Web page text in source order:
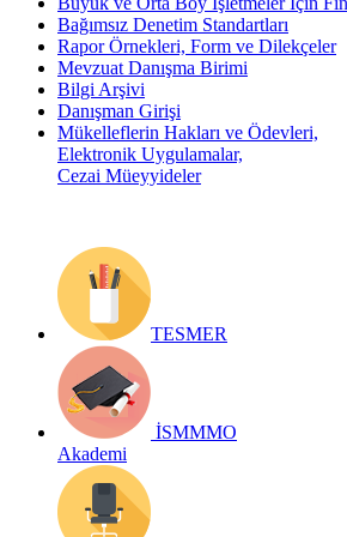
Bağımsız Denetim Standartları
Rapor Örnekleri, Form ve Dilekçeler
Mevzuat Danışma Birimi
Bilgi Arşivi
Danışman Girişi
Mükelleflerin Hakları ve Ödevleri,
Elektronik Uygulamalar,
Cezai Müeyyideler
TESMER
İSMMMO
Akademi